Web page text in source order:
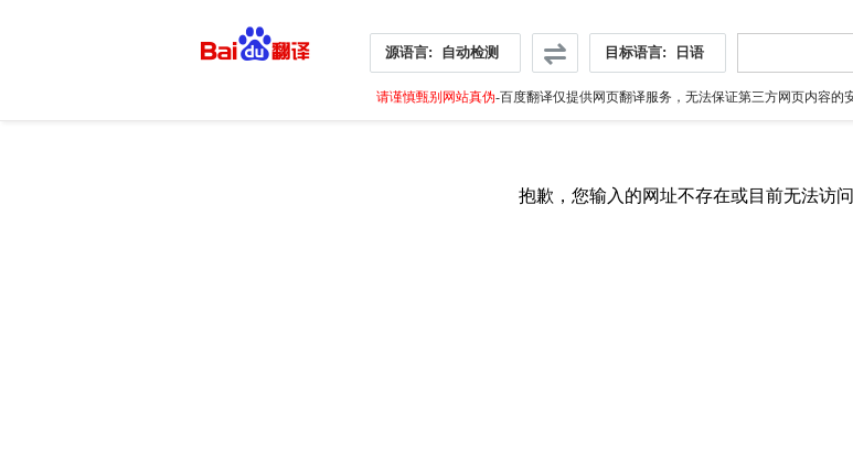
源语言: 自动检测 目标语言: 日语
请谨慎甄别网站真伪-百度翻译仅提供网页翻译服务，无法保证第三方网页内容的